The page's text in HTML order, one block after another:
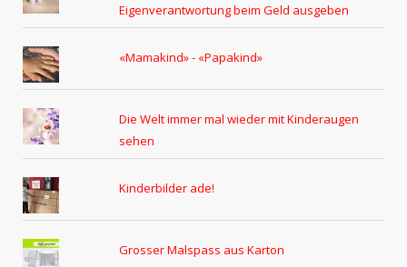
Eigenverantwortung beim Geld ausgeben
«Mamakind» - «Papakind»
Die Welt immer mal wieder mit Kinderaugen
sehen
Kinderbilder ade!
Grosser Malspass aus Karton